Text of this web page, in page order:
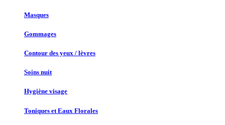
Masques
Gommages
Contour des yeux / lèvres
Soins nuit
Hygiène visage
Toniques et Eaux Florales